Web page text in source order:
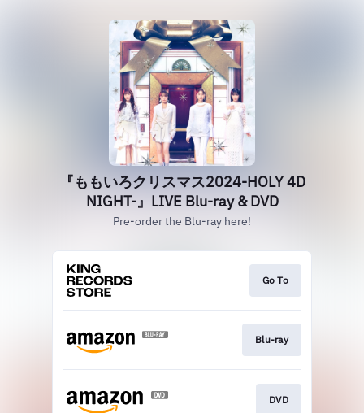
『ももいろクリスマス2024-HOLY 4D
NIGHT-』LIVE Blu-ray & DVD
Pre-order the Blu-ray here!
Go To
Blu-ray
DVD